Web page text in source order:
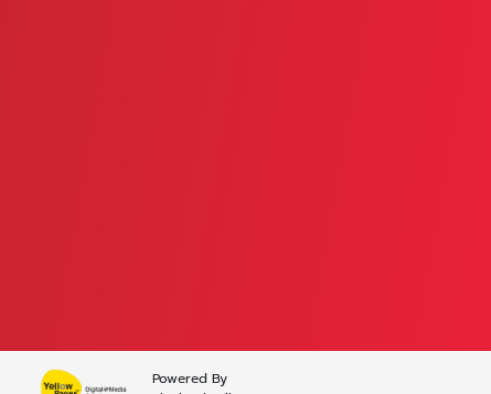
Powered By